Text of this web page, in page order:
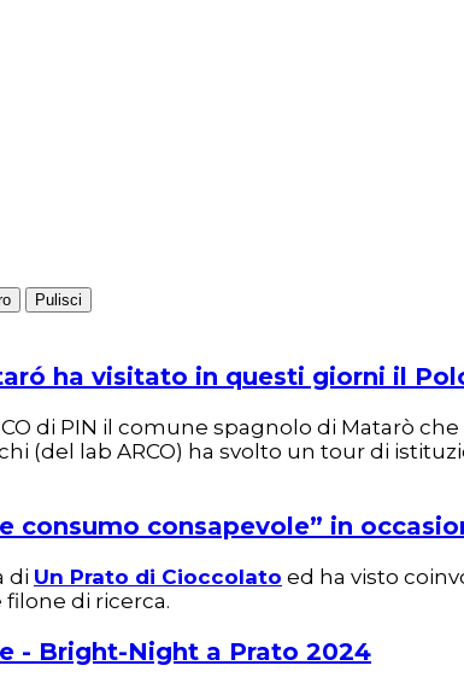
Pulisci
ha visitato in questi giorni il
di PIN il comune spagnolo di Matarò
(del lab ARCO) ha svolto un tour di
consumo consapevole” in
di Un Prato di Cioccolato ed ha visto
di ricerca.
- Bright-Night a Prato 2024